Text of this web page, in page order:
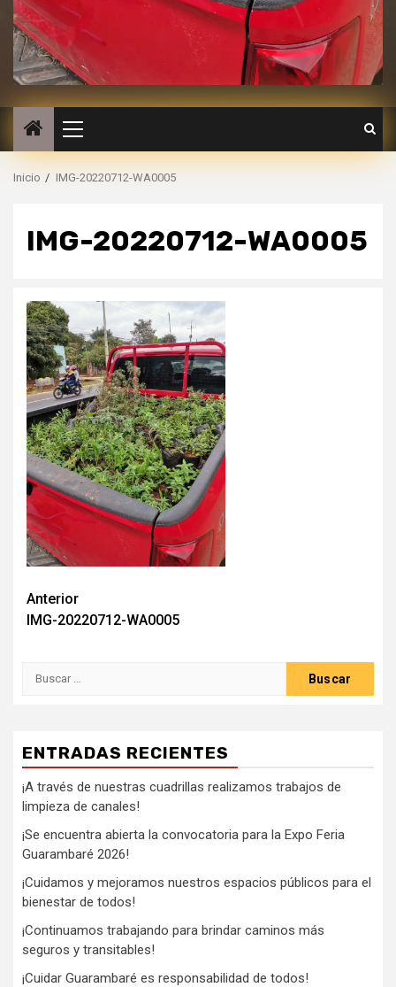
Inicio IMG-20220712-WA0005
IMG-20220712-WA0005
Anterior
IMG-20220712-WA0005
ENTRADAS RECIENTES
¡A través de nuestras cuadrillas realizamos trabajos de
limpieza de canales!
¡Se encuentra abierta la convocatoria para la Expo Feria
Guarambaré 2026!
¡Cuidamos y mejoramos nuestros espacios públicos para el
bienestar de todos!
¡Continuamos trabajando para brindar caminos más
seguros y transitables!
¡Cuidar Guarambaré es responsabilidad de todos!